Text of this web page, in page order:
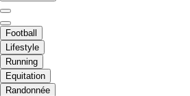
Football
Lifestyle
Running
Equitation
Randonnée